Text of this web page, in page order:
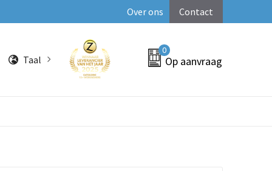
Over ons Contact
Taal
0
Op aanvraag